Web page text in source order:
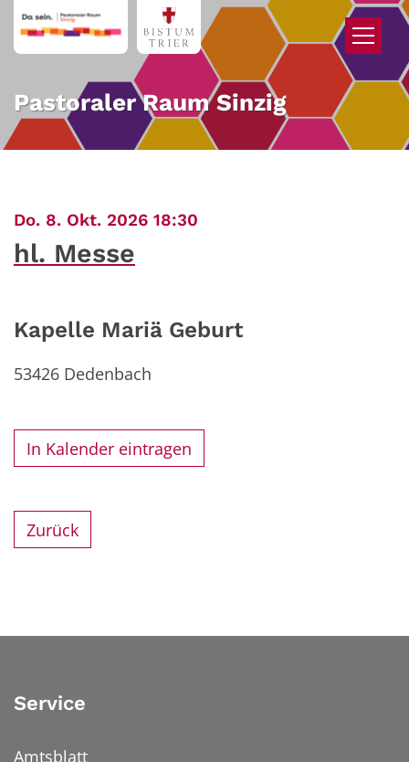
Zum Inhalt springen
Pastoraler Raum Sinzig
Do. 8. Okt. 2026 18:30
hl. Messe
Kapelle Mariä Geburt
53426 Dedenbach
In Kalender eintragen
Zurück
Service
Amtsblatt